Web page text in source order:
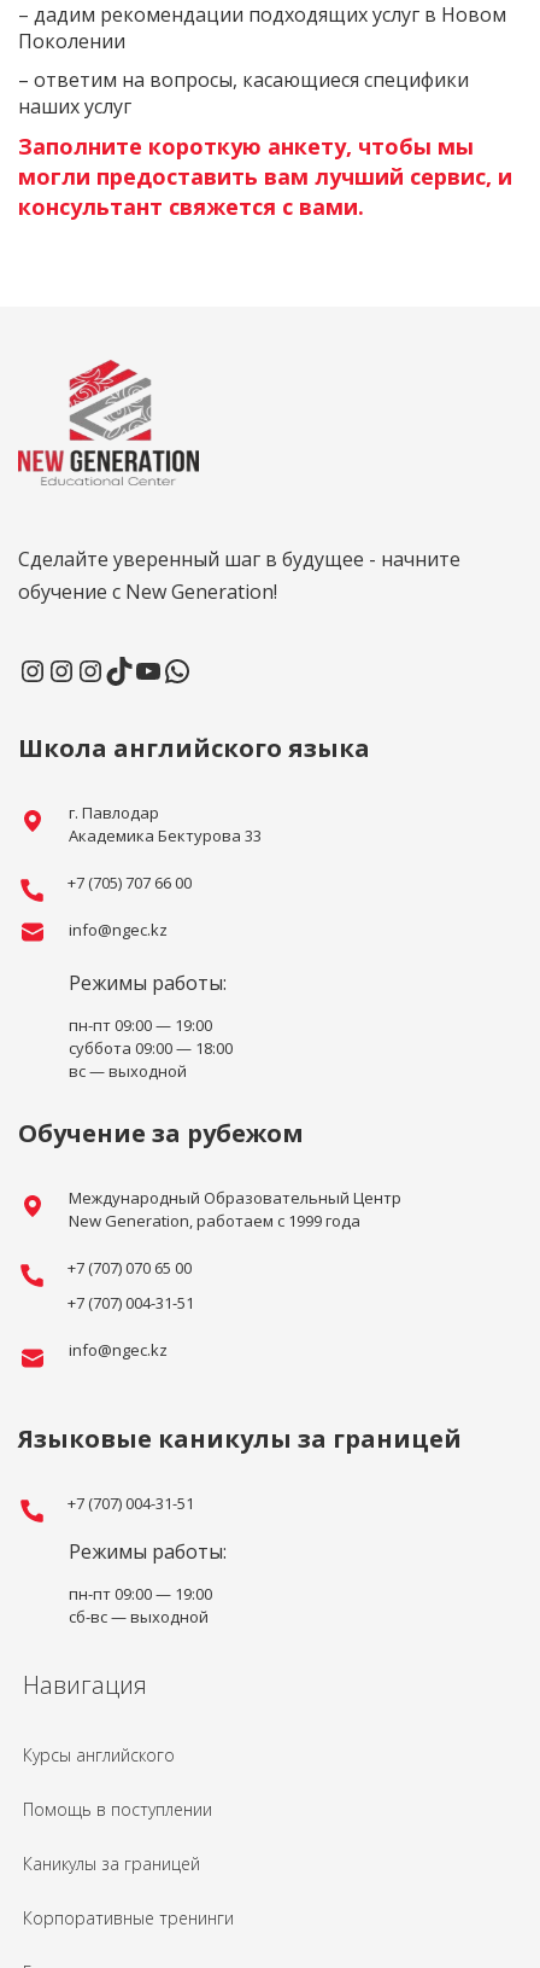
– дадим рекомендации подходящих услуг в Новом
Поколении
– ответим на вопросы, касающиеся специфики
наших услуг
Заполните короткую анкету, чтобы мы
могли предоставить вам лучший сервис, и
консультант свяжется с вами.
Сделайте уверенный шаг в будущее - начните
обучение с New Generation!
Школа английского языка
г. Павлодар
Академика Бектурова 33
+7 (705) 707 66 00
info@ngec.kz
Режимы работы:
пн-пт 09:00 — 19:00
суббота 09:00 — 18:00
вс — выходной
Обучение за рубежом
Международный Образовательный Центр
New Generation, работаем с 1999 года
+7 (707) 070 65 00
+7 (707) 004-31-51
info@ngec.kz
Языковые каникулы за границей
+7 (707) 004-31-51
Режимы работы:
пн-пт 09:00 — 19:00
сб-вс — выходной
Навигация
Курсы английского
Помощь в поступлении
Каникулы за границей
Корпоративные тренинги